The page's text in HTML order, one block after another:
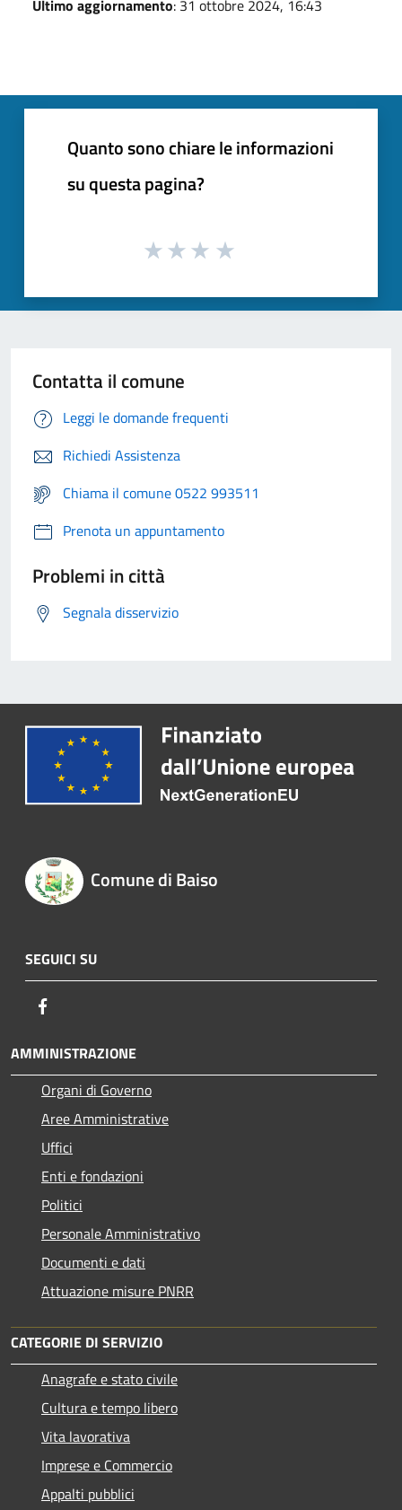
Ultimo aggiornamento: 31 ottobre 2024, 16:43
Quanto sono chiare le informazioni
su questa pagina?
Contatta il comune
Leggi le domande frequenti
Richiedi Assistenza
Chiama il comune 0522 993511
Prenota un appuntamento
Problemi in città
Segnala disservizio
Comune di Baiso
SEGUICI SU
AMMINISTRAZIONE
Organi di Governo
Aree Amministrative
Uffici
Enti e fondazioni
Politici
Personale Amministrativo
Documenti e dati
Attuazione misure PNRR
CATEGORIE DI SERVIZIO
Anagrafe e stato civile
Cultura e tempo libero
Vita lavorativa
Imprese e Commercio
Appalti pubblici